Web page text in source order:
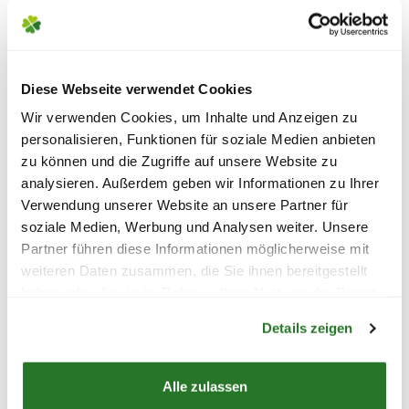
Diese Webseite verwendet Cookies
Wir verwenden Cookies, um Inhalte und Anzeigen zu
personalisieren, Funktionen für soziale Medien anbieten
zu können und die Zugriffe auf unsere Website zu
analysieren. Außerdem geben wir Informationen zu Ihrer
Verwendung unserer Website an unsere Partner für
soziale Medien, Werbung und Analysen weiter. Unsere
Partner führen diese Informationen möglicherweise mit
weiteren Daten zusammen, die Sie ihnen bereitgestellt
Details zeigen
Alle zulassen
Unser Tipp: achte bereits beim Kauf auf
werden, um lange Standzeiten zu vermeiden.
ASTRA Fussmatte 'Border
Pin', 45x75 cm, halbrund,
schwarz
14,99
inkl. MwSt.zzgl. Versandkosten
ASTRA
Pin', 45x75 cm,
schwarz
14,99
inkl. MwSt. zzgl.